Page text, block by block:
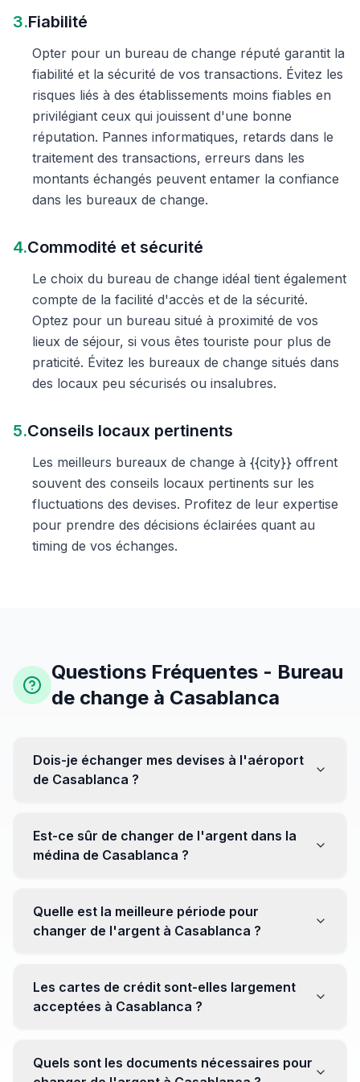
3.Fiabilité
Opter pour un bureau de change réputé garantit la
fiabilité et la sécurité de vos transactions. Évitez les
risques liés à des établissements moins fiables en
privilégiant ceux qui jouissent d'une bonne
réputation. Pannes informatiques, retards dans le
traitement des transactions, erreurs dans les
montants échangés peuvent entamer la confiance
dans les bureaux de change.
4.Commodité et sécurité
Le choix du bureau de change idéal tient également
compte de la facilité d'accès et de la sécurité.
Optez pour un bureau situé à proximité de vos
lieux de séjour, si vous êtes touriste pour plus de
praticité. Évitez les bureaux de change situés dans
des locaux peu sécurisés ou insalubres.
5.Conseils locaux pertinents
Les meilleurs bureaux de change à {{city}} offrent
souvent des conseils locaux pertinents sur les
fluctuations des devises. Profitez de leur expertise
pour prendre des décisions éclairées quant au
timing de vos échanges.
Questions Fréquentes - Bureau
de change à Casablanca
Dois-je échanger mes devises à l'aéroport
de Casablanca ?
être moins avantageux. Orientez-vous plutôt vers les
bureaux de change en ville pour obtenir de meilleurs
Est-ce sûr de changer de l'argent dans la
médina de Casablanca ?
établissements réputés pour éviter les surprises.
Quelle est la meilleure période pour
changer de l'argent à Casablanca ?
soyez attentif aux fluctuations pour maximiser la valeur
de vos devises.
Les cartes de crédit sont-elles largement
acceptées à Casablanca ?
Cependant, avoir un peu de monnaie locale peut être
Quels sont les documents nécessaires pour